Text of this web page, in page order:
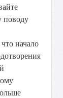
поводу
начало